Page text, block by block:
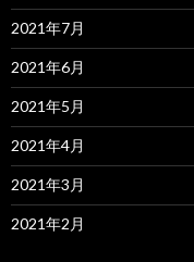
2021年7月
2021年6月
2021年5月
2021年4月
2021年3月
2021年2月